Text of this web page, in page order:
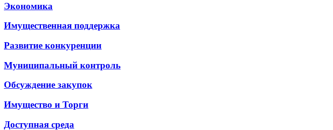
Экономика
Имущественная поддержка
Развитие конкуренции
Муниципальный контроль
Обсуждение закупок
Имущество и Торги
Доступная среда